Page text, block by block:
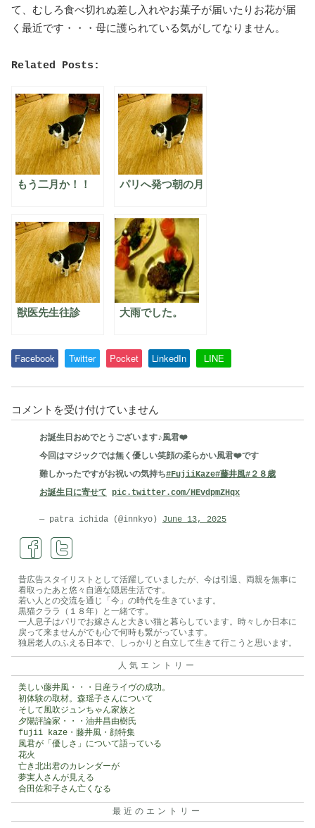
て、むしろ食べ切れぬ差し入れやお菓子が届いたりお花が届
く最近です・・・母に護られている気がしてなりません。
Related Posts:
もう二月か！！ パリへ発つ朝の月
獣医先生往診 大雨でした。
Facebook Twitter Pocket LinkedIn LINE
お
る・・・
は
コメントを受け付けていません
お誕生日おめでとうございます♪風君❤️
今回はマジックでは無く優しい笑顔の柔らかい風君❤️です
難しかったですがお祝いの気持ち#FujiiKaze#藤井風#２８歳
お誕生日に寄せて pic.twitter.com/HEvdpmZHqx
— patra ichida (@innkyo) June 13, 2025
昔広告スタイリストとして活躍していましたが、今は引退、両親を無事に
看取ったあと悠々自適な隠居生活です。
若い人との交流を通じ「今」の時代を生きています。
黒猫クララ（１８年）と一緒です。
一人息子はパリでお嫁さんと大きい猫と暮らしています。時々しか日本に
戻って来ませんがでも心で何時も繋がっています。
独居老人のふえる日本で、しっかりと自立して生きて行こうと思います。
人気エントリー
美しい藤井風・・・日産ライヴの成功。
初体験の取材。森瑶子さんについて
そして風吹ジュンちゃん家族と
夕陽評論家・・・油井昌由樹氏
fujii kaze・藤井風・顔特集
風君が「優しさ」について語っている
花火
亡き北出君のカレンダーが
夢実人さんが見える
合田佐和子さん亡くなる
最近のエントリー